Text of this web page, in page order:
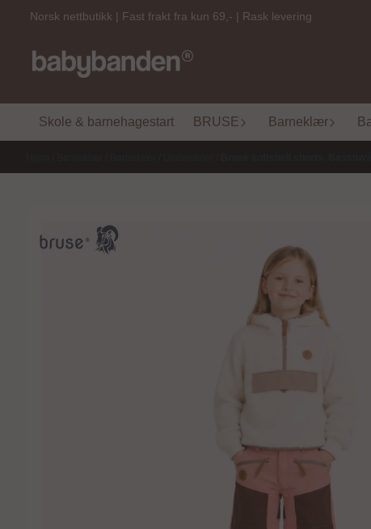
Hopp til innhold
Norsk nettbutikk | Fast frakt fra kun 69,- | Rask levering
Skole & barnehagestart BRUSE Barneklær